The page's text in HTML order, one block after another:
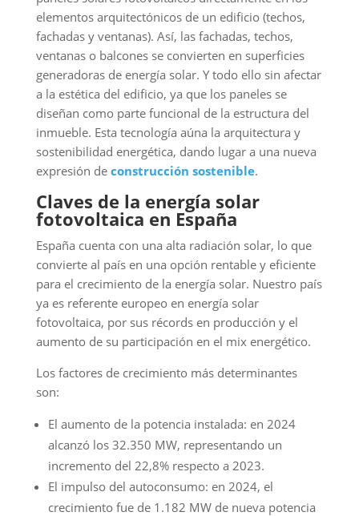
elementos arquitectónicos de un edificio (techos,
fachadas y ventanas). Así, las fachadas, techos,
ventanas o balcones se convierten en superficies
generadoras de energía solar. Y todo ello sin afectar
a la estética del edificio, ya que los paneles se
diseñan como parte funcional de la estructura del
inmueble. Esta tecnología aúna la arquitectura y
sostenibilidad energética, dando lugar a una nueva
expresión de construcción sostenible.
Claves de la energía solar
fotovoltaica en España
España cuenta con una alta radiación solar, lo que
convierte al país en una opción rentable y eficiente
para el crecimiento de la energía solar. Nuestro país
ya es referente europeo en energía solar
fotovoltaica, por sus récords en producción y el
aumento de su participación en el mix energético.
Los factores de crecimiento más determinantes
son:
El aumento de la potencia instalada: en 2024
alcanzó los 32.350 MW, representando un
incremento del 22,8% respecto a 2023.
El impulso del autoconsumo: en 2024, el
crecimiento fue de 1.182 MW de nueva potencia